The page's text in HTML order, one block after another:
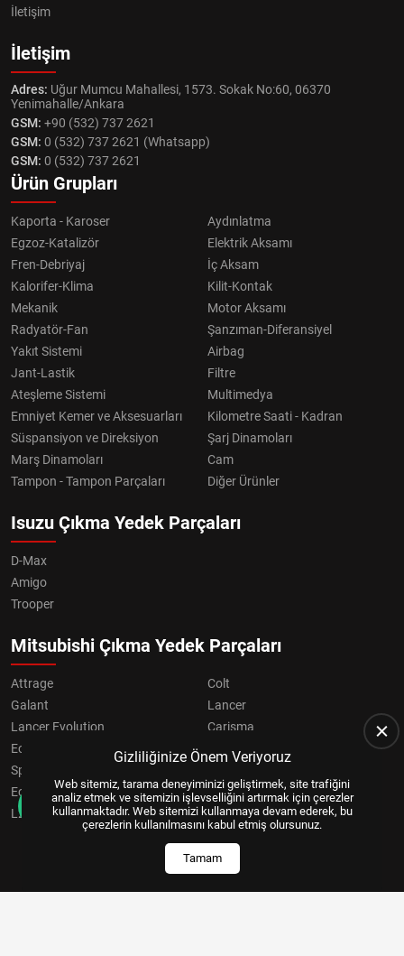
İletişim
İletişim
Adres: Uğur Mumcu Mahallesi, 1573. Sokak No:60, 06370
Yenimahalle/Ankara
GSM: +90 (532) 737 2621
GSM: 0 (532) 737 2621 (Whatsapp)
GSM: 0 (532) 737 2621
Ürün Grupları
Kaporta - Karoser
Aydınlatma
Egzoz-Katalizör
Elektrik Aksamı
Fren-Debriyaj
İç Aksam
Kalorifer-Klima
Kilit-Kontak
Mekanik
Motor Aksamı
Radyatör-Fan
Şanzıman-Diferansiyel
Yakıt Sistemi
Airbag
Jant-Lastik
Filtre
Ateşleme Sistemi
Multimedya
Emniyet Kemer ve Aksesuarları
Kilometre Saati - Kadran
Süspansiyon ve Direksiyon
Şarj Dinamoları
Marş Dinamoları
Cam
Tampon - Tampon Parçaları
Diğer Ürünler
Isuzu Çıkma Yedek Parçaları
D-Max
Amigo
Trooper
Mitsubishi Çıkma Yedek Parçaları
Attrage
Colt
Galant
Lancer
Lancer Evolution
Carisma
Eclipse
Grandis
Space Star
Eclipse Cross
OUTLANDER
L200
Pajero
Gizliliğinize Önem Veriyoruz
Web sitemiz, tarama deneyiminizi geliştirmek, site trafiğini
analiz etmek ve sitemizin işlevselliğini artırmak için çerezler
kullanmaktadır. Web sitemizi kullanmaya devam ederek, bu
çerezlerin kullanılmasını kabul etmiş olursunuz.
Tamam